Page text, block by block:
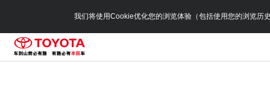
我们将使用Cookie优化您的浏览体验（包括使用您的浏览历